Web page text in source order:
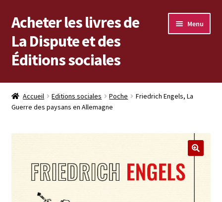
Aller
à
la
navigation
Aller
au
contenu
Acheter les livres de
La Dispute et des
Éditions sociales
Menu
Les livres en vente
Mon compte
Vous cherchez un livre ?
Vers les Éditions sociales
Accueil Editions sociales Poche
Friedrich Engels, La
Guerre des paysans en Allemagne